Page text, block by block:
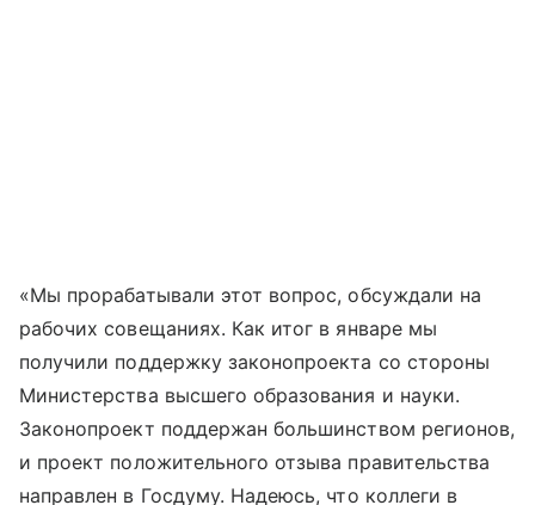
«Мы прорабатывали этот вопрос, обсуждали на
рабочих совещаниях. Как итог в январе мы
получили поддержку законопроекта со стороны
Министерства высшего образования и науки.
Законопроект поддержан большинством регионов,
и проект положительного отзыва правительства
направлен в Госдуму. Надеюсь, что коллеги в